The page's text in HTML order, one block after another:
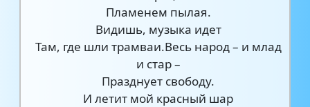
Пламенем пылая.
Видишь, музыка идет
Там, где шли трамваи.Весь народ – и млад
и стар –
Празднует свободу.
И летит мой красный шар